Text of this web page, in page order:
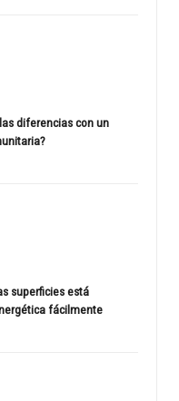
diferencias con un
superficies está
fácilmente